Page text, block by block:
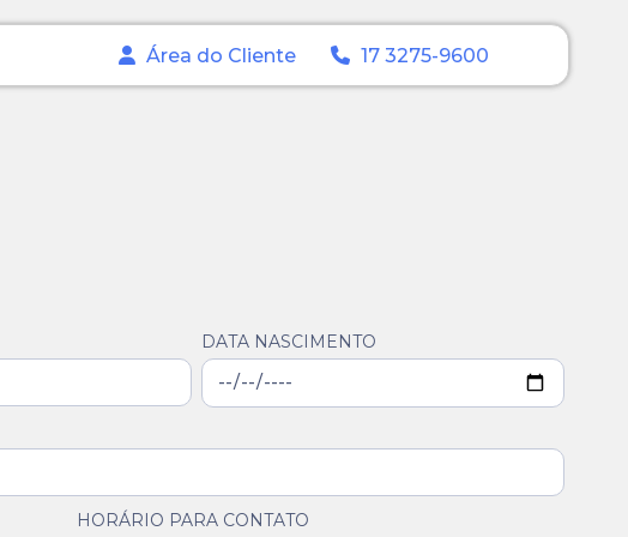
Área do Cliente 17 3275-9600
DATA NASCIMENTO
HORÁRIO PARA CONTATO